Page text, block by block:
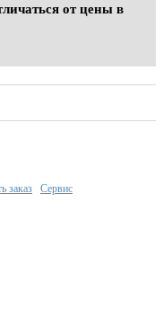
от цены в
заказ Сервис